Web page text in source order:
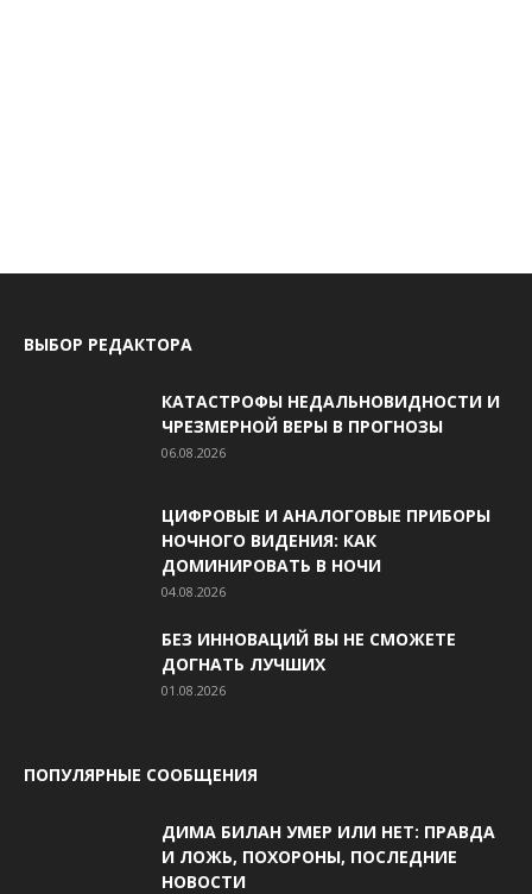
ВЫБОР РЕДАКТОРА
КАТАСТРОФЫ НЕДАЛЬНОВИДНОСТИ И
ЧРЕЗМЕРНОЙ ВЕРЫ В ПРОГНОЗЫ
06.08.2026
ЦИФРОВЫЕ И АНАЛОГОВЫЕ ПРИБОРЫ
НОЧНОГО ВИДЕНИЯ: КАК
ДОМИНИРОВАТЬ В НОЧИ
04.08.2026
БЕЗ ИННОВАЦИЙ ВЫ НЕ СМОЖЕТЕ
ДОГНАТЬ ЛУЧШИХ
01.08.2026
ПОПУЛЯРНЫЕ СООБЩЕНИЯ
ДИМА БИЛАН УМЕР ИЛИ НЕТ: ПРАВДА
И ЛОЖЬ, ПОХОРОНЫ, ПОСЛЕДНИЕ
НОВОСТИ